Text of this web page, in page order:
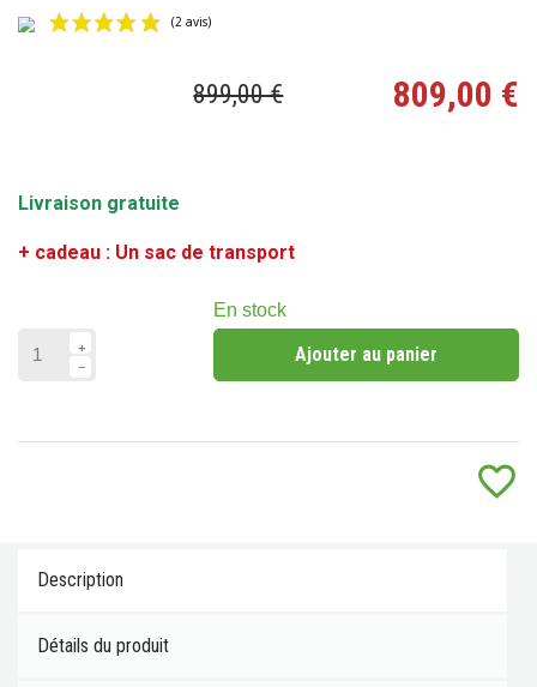
809,00 €
899,00 €
Livraison gratuite
+ cadeau : Un sac de transport
En stock
Ajouter au panier
favorite_border
Description
Détails du produit